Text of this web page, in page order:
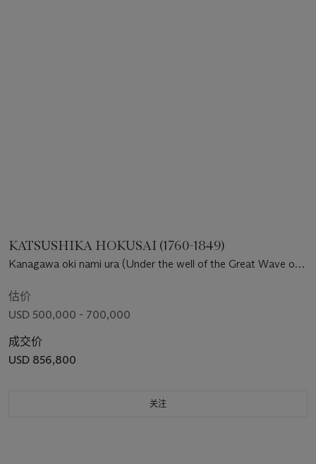
KATSUSHIKA HOKUSAI (1760-1849)
Kanagawa oki nami ura (Under the well of the Great Wave off
估价
USD 500,000 - 700,000
成交价
USD 856,800
关注